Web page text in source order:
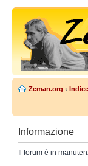
Zeman.org ‹ Indice
Informazione
Il forum è in